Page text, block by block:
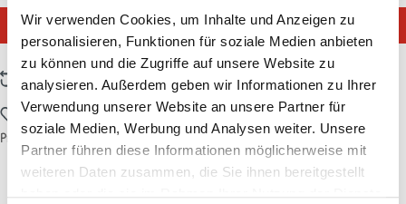
Wir verwenden Cookies, um Inhalte und Anzeigen zu
personalisieren, Funktionen für soziale Medien anbieten
zu können und die Zugriffe auf unsere Website zu
analysieren. Außerdem geben wir Informationen zu Ihrer
Verwendung unserer Website an unsere Partner für
soziale Medien, Werbung und Analysen weiter. Unsere
Partner führen diese Informationen möglicherweise mit
weiteren Daten zusammen, die Sie ihnen bereitgestellt
IN DEN WARENKORB
Zum Vergleich hinzufügen
Zum Merkzettel hinzufügen
Produktnummer:EMM6900